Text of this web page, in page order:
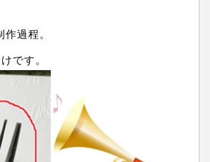
過程。
です。